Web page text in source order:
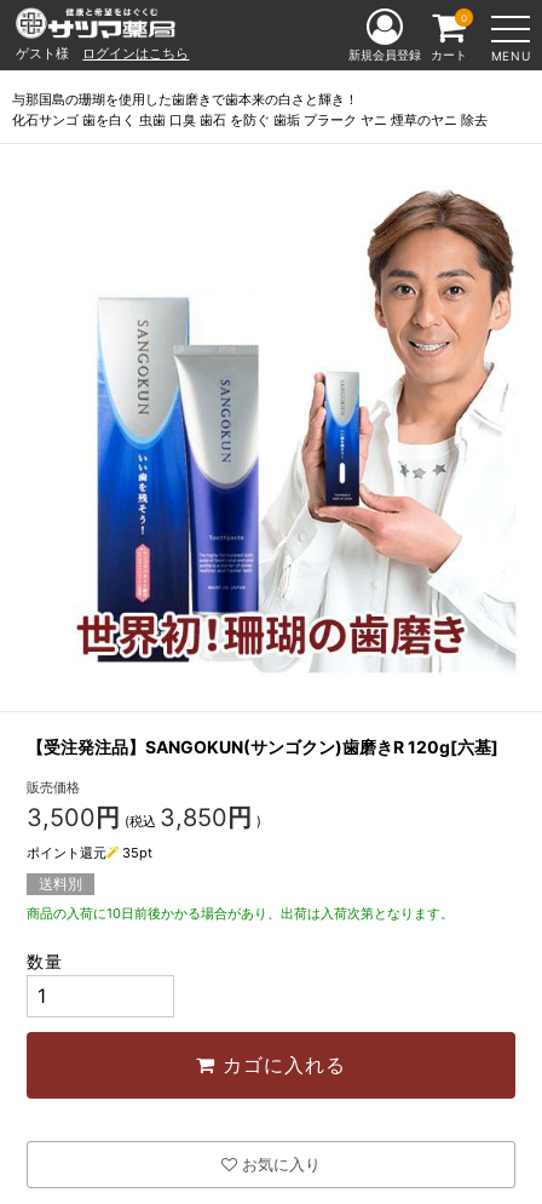
ゲスト様 ログインはこちら MENU
新規会員登録 カート
0
与那国島の珊瑚を使用した歯磨きで歯本来の白さと輝き！
化石サンゴ 歯を白く 虫歯 口臭 歯石 を防ぐ 歯垢 プラーク ヤニ 煙草のヤニ 除去
【受注発注品】SANGOKUN(サンゴクン)歯磨きR 120g[六基]
販売価格
3,500 円 (税込 3,850 円 )
ポイント還元
35pt
送料別
商品の入荷に10日前後かかる場合があり、出荷は入荷次第となります。
数量
カゴに入れる
お気に入り